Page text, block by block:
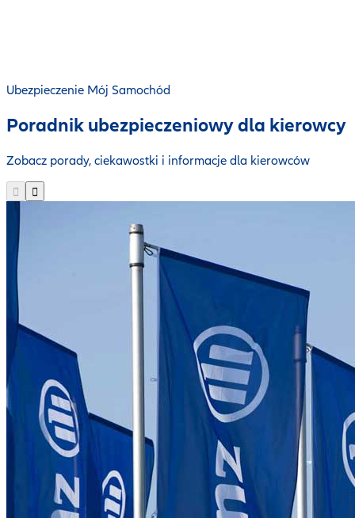
Ubezpieczenie Mój Samochód
Poradnik ubezpieczeniowy dla kierowcy
Zobacz porady, ciekawostki i informacje dla kierowców